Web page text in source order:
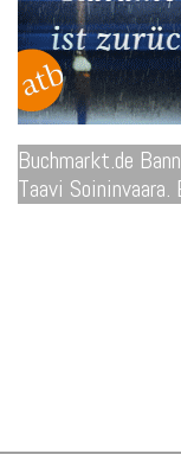
Buchmarkt.de
Taavi Soininvaara.